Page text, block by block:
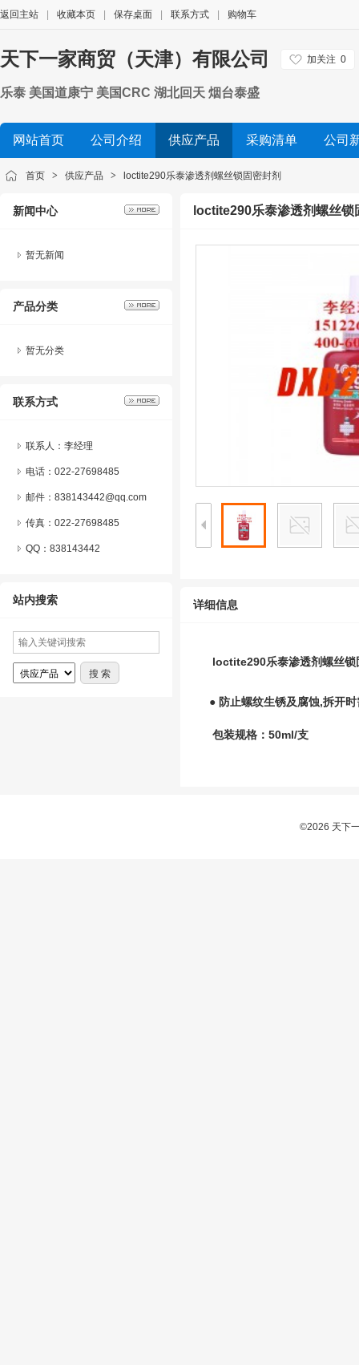
返回主站 收藏本页 保存桌面 联系方式 购物车
天下一家商贸（天津）有限公司 加关注 0
乐泰 美国道康宁 美国CRC 湖北回天 烟台泰盛
网站首页 公司介绍 供应产品 采购清单 公司
首页 > 供应产品 > loctite290乐泰渗透剂螺丝锁固密封剂
新闻中心
暂无新闻
产品分类
暂无分类
联系方式
联系人：李经理
电话：022-27698485
邮件：838143442@qq.com
传真：022-27698485
QQ： 838143442
站内搜索
loctite290乐泰渗透剂螺丝锁
详细信息
loctite290乐泰渗透剂螺丝锁
● 防止螺纹生锈及腐蚀,拆开
包装规格：50ml/支
©2026 天下